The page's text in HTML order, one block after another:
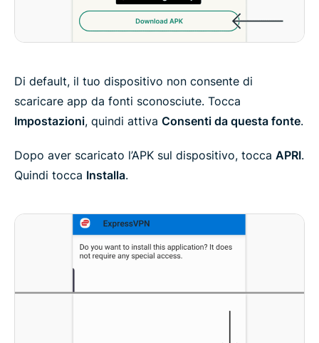
Di default, il tuo dispositivo non consente di
scaricare app da fonti sconosciute. Tocca
Impostazioni, quindi attiva Consenti da questa fonte.
Dopo aver scaricato l’APK sul dispositivo, tocca APRI.
Quindi tocca Installa.